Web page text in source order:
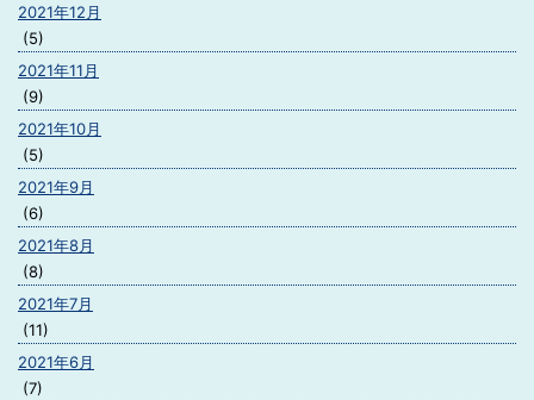
2021年12月
(5)
2021年11月
(9)
2021年10月
(5)
2021年9月
(6)
2021年8月
(8)
2021年7月
(11)
2021年6月
(7)